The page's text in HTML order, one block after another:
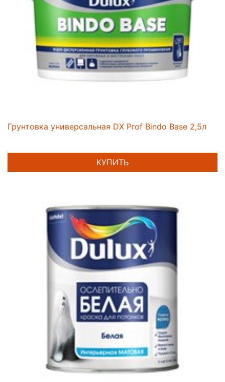
Грунтовка универсальная DX Prof Bindo Base 2,5л
КУПИТЬ